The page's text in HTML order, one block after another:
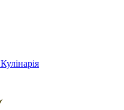
Кулінарія